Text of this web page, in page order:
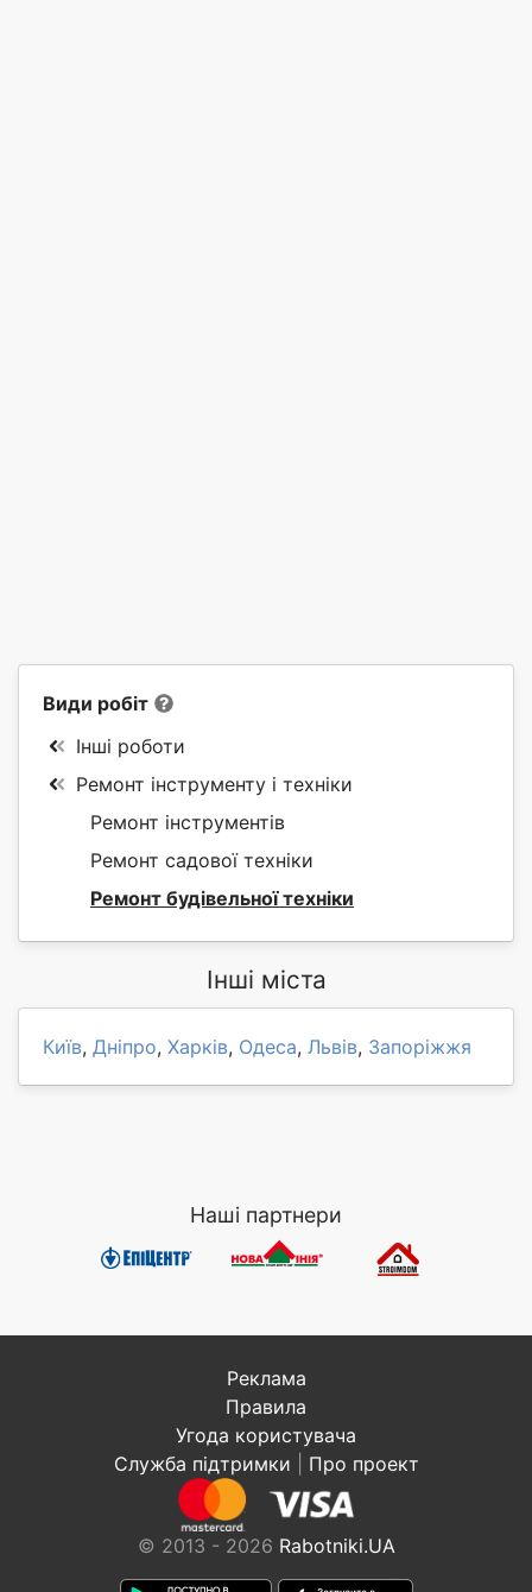
Види робіт
Інші роботи
Ремонт інструменту і техніки
Ремонт інструментів
Ремонт садової техніки
Ремонт будівельної техніки
Інші міста
Київ, Дніпро, Харків, Одеса, Львів, Запоріжжя
Наші партнери
Реклама
Правила
Угода користувача
Служба підтримки
Про проект
© 2013 - 2026 Rabotniki.UA